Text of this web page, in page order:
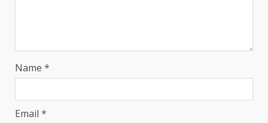
Name *
Email *